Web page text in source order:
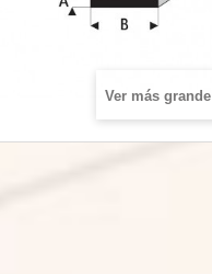
Ver más grande